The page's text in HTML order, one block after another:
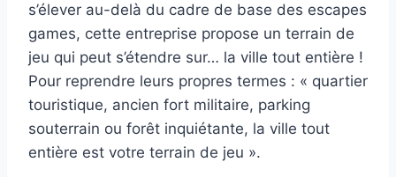
s’élever au-delà du cadre de base des escapes
games, cette entreprise propose un terrain de
jeu qui peut s’étendre sur… la ville tout entière !
Pour reprendre leurs propres termes : « quartier
touristique, ancien fort militaire, parking
souterrain ou forêt inquiétante, la ville tout
entière est votre terrain de jeu ».